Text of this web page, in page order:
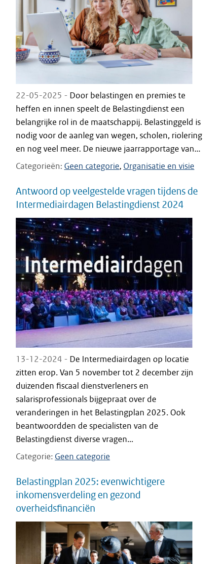
22-05-2025 - Door belastingen en premies te
heffen en innen speelt de Belastingdienst een
belangrijke rol in de maatschappij. Belastinggeld is
nodig voor de aanleg van wegen, scholen, riolering
en nog veel meer. De nieuwe jaarrapportage van...
Categorieën Geen categorie Organisatie en visie
Antwoord op veelgestelde vragen tijdens de
Intermediairdagen Belastingdienst 2024
13-12-2024 - De Intermediairdagen op locatie
zitten erop. Van 5 november tot 2 december zijn
duizenden fiscaal dienstverleners en
salarisprofessionals bijgepraat over de
veranderingen in het Belastingplan 2025. Ook
beantwoordden de specialisten van de
Belastingdienst diverse vragen...
Categorie Geen categorie
Belastingplan 2025: evenwichtigere
inkomensverdeling en gezond
overheidsfinanciën